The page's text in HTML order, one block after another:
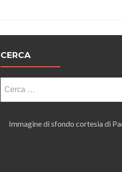
CERCA
per:
Immagine di sfondo cortesia di